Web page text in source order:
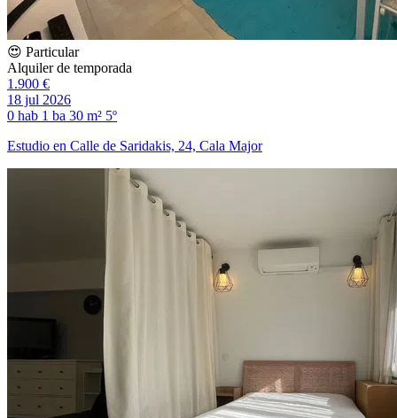
😍 Particular
Alquiler de temporada
1.900 €
18 jul 2026
0 hab 1 ba 30 m² 5º
Estudio en Calle de Saridakis, 24, Cala Major